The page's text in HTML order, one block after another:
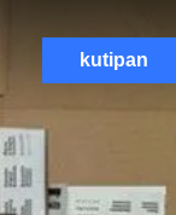
kutipan